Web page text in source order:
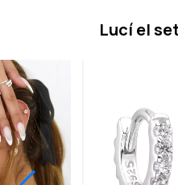
Lucí el